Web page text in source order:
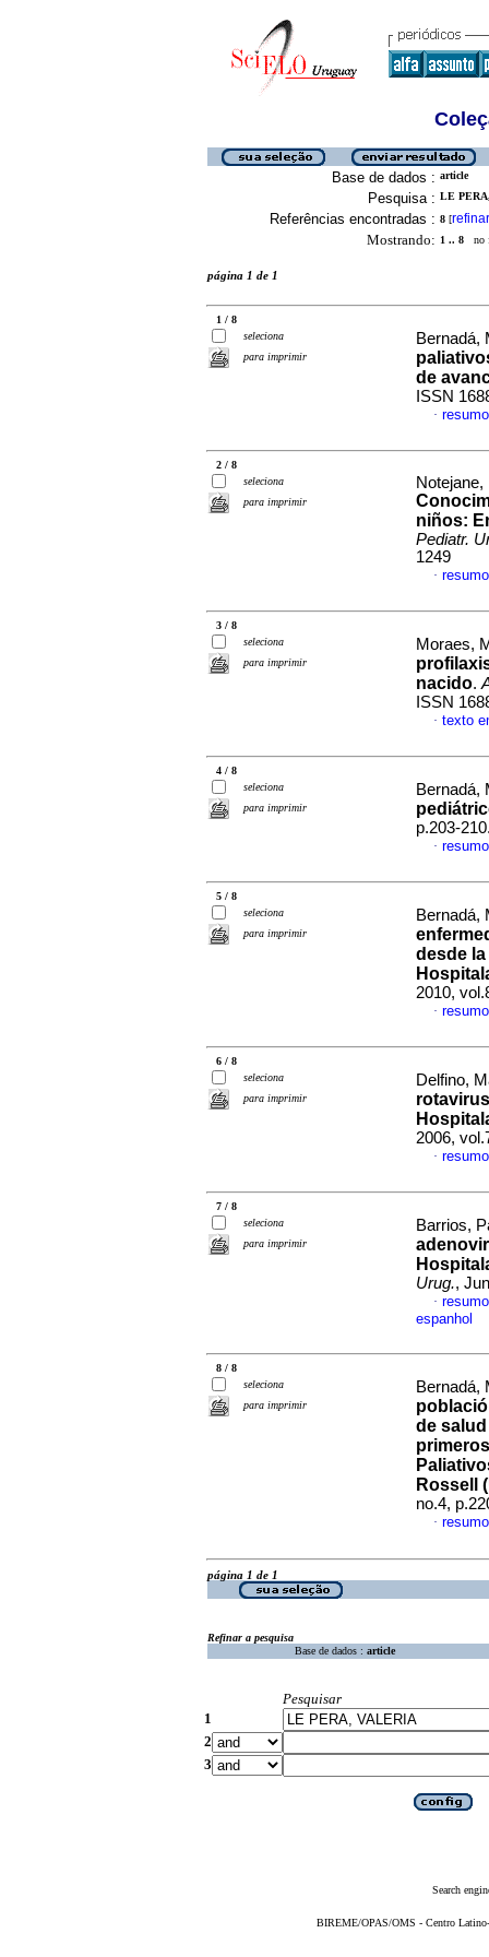
Base de dados : article
Pesquisa : LE
Referências encontradas : 8 [refinar
Mostrando: 1 .. 8 no
página 1 de 1
1 / 8
seleciona
para imprimir
Bernadá,
de
ISSN
·
2 / 8
seleciona
para imprimir
niños:
Pediatr.
1249
·
3 / 8
seleciona
para imprimir
Moraes,
nacido.
ISSN
· texto
4 / 8
seleciona
para imprimir
Bernadá,
p.203-
·
5 / 8
seleciona
para imprimir
Bernadá,
desde
2010,
·
6 / 8
seleciona
para imprimir
Delfino,
2006,
·
7 / 8
seleciona
para imprimir
Barrios,
Urug.,
·
espanhol
8 / 8
seleciona
para imprimir
Bernadá,
de
Rossell
no.4,
·
página 1 de 1
Refinar a pesquisa
Base de dados : article
Pesquisar
1
2
3
Search
BIREME/OPAS/OMS - Centro Latino-